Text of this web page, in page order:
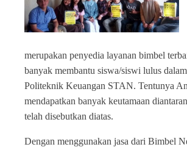
merupakan penyedia layanan bimbel
banyak membantu siswa/siswi lulus
Politeknik Keuangan STAN. Tentunya
mendapatkan banyak keutamaan
telah disebutkan diatas.
Dengan menggunakan jasa dari Bimbel